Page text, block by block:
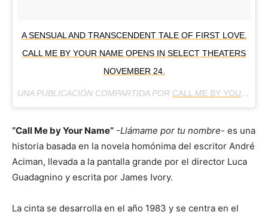
A SENSUAL AND TRANSCENDENT TALE OF FIRST LOVE.
CALL ME BY YOUR NAME OPENS IN SELECT THEATERS
NOVEMBER 24.
UNA PUBLICACIÓN COMPARTIDA POR CALL ME BY YOUR NAME
“Call Me by Your Name” -Llámame por tu nombre- es una
historia basada en la novela homónima del escritor André
Aciman, llevada a la pantalla grande por el director Luca
Guadagnino y escrita por James Ivory.
La cinta se desarrolla en el año 1983 y se centra en el